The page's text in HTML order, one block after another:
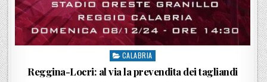
Posted in
CALABRIA
Reggina-Locri: al via la prevendita dei tagliandi